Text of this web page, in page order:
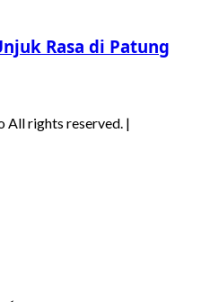
Rasa di Patung
rights reserved. |